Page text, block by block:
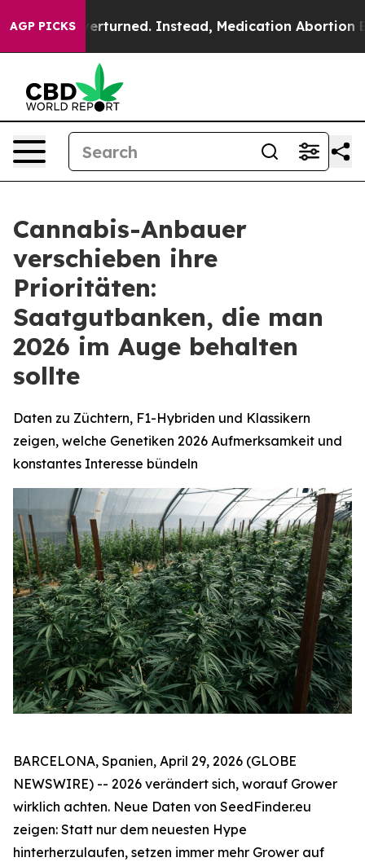
AGP PICKS
Overturned. Instead, Medication Abortion
Cannabis-Anbauer
verschieben ihre
Prioritäten:
Saatgutbanken, die man
2026 im Auge behalten
sollte
Daten zu Züchtern, F1-Hybriden und Klassikern
zeigen, welche Genetiken 2026 Aufmerksamkeit und
konstantes Interesse bündeln
BARCELONA, Spanien, April 29, 2026 (GLOBE
NEWSWIRE) -- 2026 verändert sich, worauf Grower
wirklich achten. Neue Daten von SeedFinder.eu
zeigen: Statt nur dem neuesten Hype
hinterherzulaufen, setzen immer mehr Grower auf